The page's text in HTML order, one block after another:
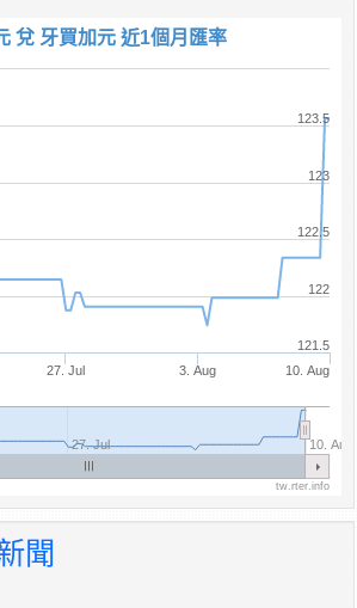
兌 牙買加元 近1個月匯率
27. Jul 3. Aug 10. Aug
27. Jul 10. Aug
121.5
122
122.5
123
123.5
tw.rter.info
聞